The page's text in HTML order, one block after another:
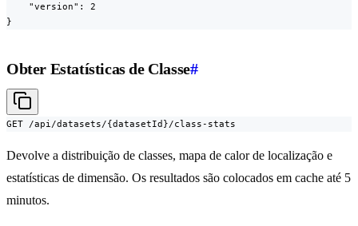
    "version": 2
}
Obter Estatísticas de Classe#
GET /api/datasets/{datasetId}/class-stats
Devolve a distribuição de classes, mapa de calor de localização e
estatísticas de dimensão. Os resultados são colocados em cache até 5
minutos.